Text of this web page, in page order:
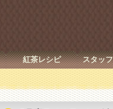
紅茶レシピ スタッ